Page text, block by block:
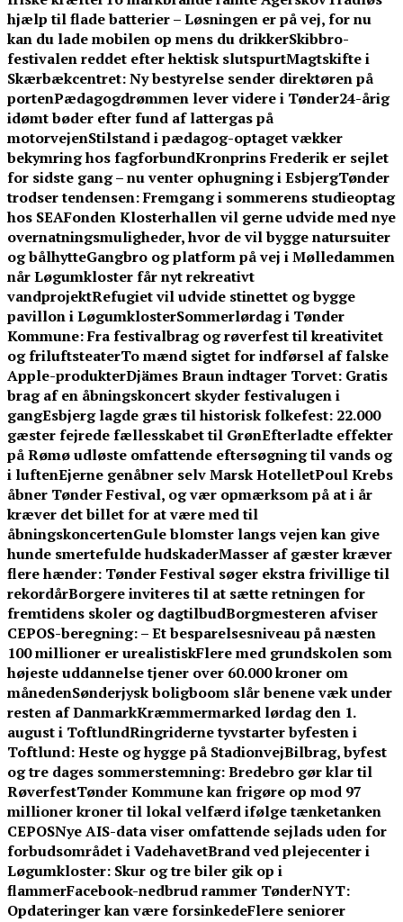
hjælp til flade batterier – Løsningen er på vej, for nu
kan du lade mobilen op mens du drikkerSkibbro-
festivalen reddet efter hektisk slutspurtMagtskifte i
Skærbækcentret: Ny bestyrelse sender direktøren på
portenPædagogdrømmen lever videre i Tønder24-årig
idømt bøder efter fund af lattergas på
motorvejenStilstand i pædagog-optaget vækker
bekymring hos fagforbundKronprins Frederik er sejlet
for sidste gang – nu venter ophugning i EsbjergTønder
trodser tendensen: Fremgang i sommerens studieoptag
hos SEAFonden Klosterhallen vil gerne udvide med nye
overnatningsmuligheder, hvor de vil bygge natursuiter
og bålhytteGangbro og platform på vej i Mølledammen
når Løgumkloster får nyt rekreativt
vandprojektRefugiet vil udvide stinettet og bygge
pavillon i LøgumklosterSommerlørdag i Tønder
Kommune: Fra festivalbrag og røverfest til kreativitet
og friluftsteaterTo mænd sigtet for indførsel af falske
Apple-produkterDjämes Braun indtager Torvet: Gratis
brag af en åbningskoncert skyder festivalugen i
gangEsbjerg lagde græs til historisk folkefest: 22.000
gæster fejrede fællesskabet til GrønEfterladte effekter
på Rømø udløste omfattende eftersøgning til vands og
i luftenEjerne genåbner selv Marsk HotelletPoul Krebs
åbner Tønder Festival, og vær opmærksom på at i år
kræver det billet for at være med til
åbningskoncertenGule blomster langs vejen kan give
hunde smertefulde hudskaderMasser af gæster kræver
flere hænder: Tønder Festival søger ekstra frivillige til
rekordårBorgere inviteres til at sætte retningen for
fremtidens skoler og dagtilbudBorgmesteren afviser
CEPOS-beregning: – Et besparelsesniveau på næsten
100 millioner er urealistiskFlere med grundskolen som
højeste uddannelse tjener over 60.000 kroner om
månedenSønderjysk boligboom slår benene væk under
resten af DanmarkKræmmermarked lørdag den 1.
august i ToftlundRingriderne tyvstarter byfesten i
Toftlund: Heste og hygge på StadionvejBilbrag, byfest
og tre dages sommerstemning: Bredebro gør klar til
RøverfestTønder Kommune kan frigøre op mod 97
millioner kroner til lokal velfærd ifølge tænketanken
CEPOSNye AIS-data viser omfattende sejlads uden for
forbudsområdet i VadehavetBrand ved plejecenter i
Løgumkloster: Skur og tre biler gik op i
flammerFacebook-nedbrud rammer TønderNYT:
Opdateringer kan være forsinkedeFlere seniorer